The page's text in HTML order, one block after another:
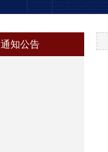
通知公告